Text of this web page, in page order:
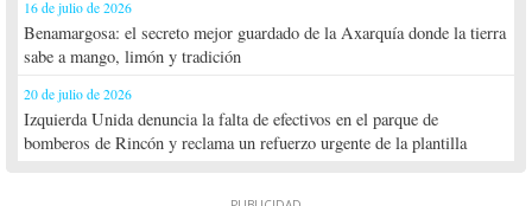
16 de julio de 2026
Benamargosa: el secreto mejor guardado de la Axarquía donde la tierra
sabe a mango, limón y tradición
20 de julio de 2026
Izquierda Unida denuncia la falta de efectivos en el parque de
bomberos de Rincón y reclama un refuerzo urgente de la plantilla